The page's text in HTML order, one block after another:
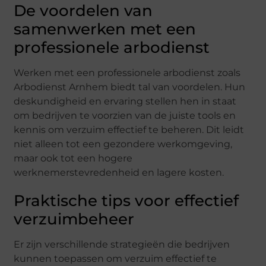
De voordelen van
samenwerken met een
professionele arbodienst
Werken met een professionele arbodienst zoals
Arbodienst Arnhem biedt tal van voordelen. Hun
deskundigheid en ervaring stellen hen in staat
om bedrijven te voorzien van de juiste tools en
kennis om verzuim effectief te beheren. Dit leidt
niet alleen tot een gezondere werkomgeving,
maar ook tot een hogere
werknemerstevredenheid en lagere kosten.
Praktische tips voor effectief
verzuimbeheer
Er zijn verschillende strategieën die bedrijven
kunnen toepassen om verzuim effectief te